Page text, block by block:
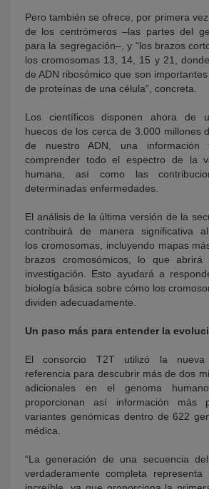
Pero también se ofrece, por primera
de los centrómeros –las partes del
para la segregación–, y “los brazos
los cromosomas 13, 14, 15 y 21,
de ADN ribosómico que son
de proteínas de una célula”, concreta.
Los científicos disponen ahora de
huecos de los cerca de 3.000 millones
de nuestro ADN, una información
comprender todo el espectro de la
humana, así como las
determinadas enfermedades.
El análisis de la última versión de la
contribuirá de manera significativa
los cromosomas, incluyendo mapas
brazos cromosómicos, lo que
investigación. Esto ayudará a
biología básica sobre cómo los
dividen adecuadamente.
Un paso más para entender la
El consorcio T2T utilizó la nueva
referencia para descubrir más de dos
adicionales en el genoma
proporcionan así información más
variantes genómicas dentro de 622
médica.
“La generación de una secuencia
verdaderamente completa